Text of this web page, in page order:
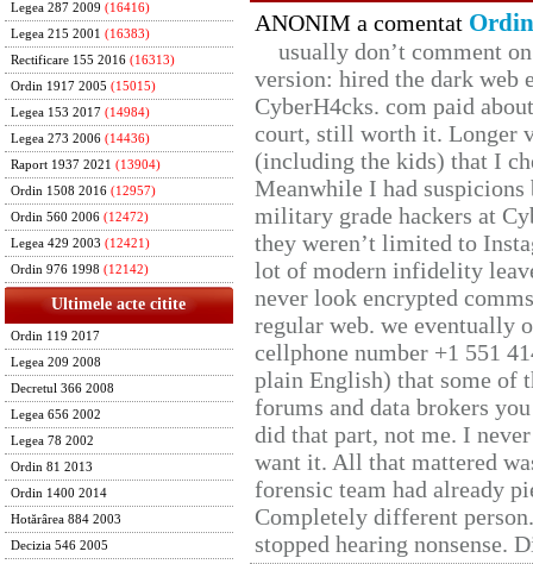
Legea 287 2009 (16416)
Legea 215 2001 (16383)
Rectificare 155 2016 (16313)
Ordin 1917 2005 (15015)
Legea 153 2017 (14984)
Legea 273 2006 (14436)
Raport 1937 2021 (13904)
Ordin 1508 2016 (12957)
Ordin 560 2006 (12472)
Legea 429 2003 (12421)
Ordin 976 1998 (12142)
Ultimele acte citite
Ordin 119 2017
Legea 209 2008
Decretul 366 2008
Legea 656 2002
Legea 78 2002
Ordin 81 2013
Ordin 1400 2014
Hotărârea 884 2003
Decizia 546 2005
ANONIM a comentat
usually don’t comment
version: hired the dark web
CyberH4cks. com paid
court, still worth it. Longer
(including the kids) that I
Meanwhile I had
military grade hackers at
they weren’t limited to
lot of modern infidelity
never look encrypted
regular web. we eventually
cellphone number +1 551
plain English) that some of
forums and data brokers
did that part, not me. I
want it. All that mattered
forensic team had already
Completely different
stopped hearing nonsense.